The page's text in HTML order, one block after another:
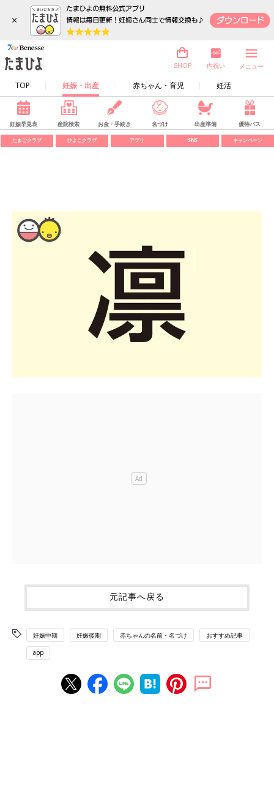
×
TOP 妊娠・出産 赤ちゃん・育児 妊活
SHOP 内祝い メニュー
妊娠早見表 産院検索 お金・手続き 名づけ 出産準備 優待パス
たまごクラブ ひよこクラブ アプリ SNS キャンペーン
元記事へ戻る
妊娠中期 妊娠後期 赤ちゃんの名前・名づけ おすすめ記事
app